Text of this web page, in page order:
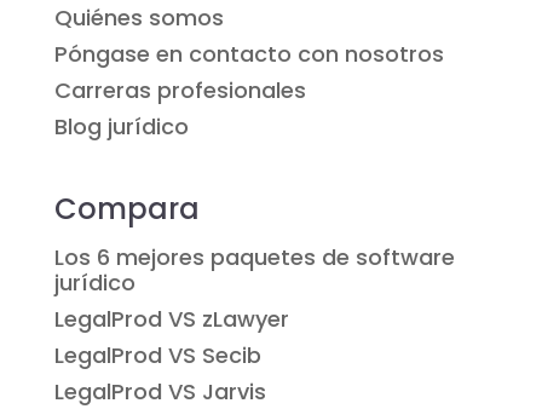
Quiénes somos
Póngase en contacto con nosotros
Carreras profesionales
Blog jurídico
Compara
Los 6 mejores paquetes de software
jurídico
LegalProd VS zLawyer
LegalProd VS Secib
LegalProd VS Jarvis